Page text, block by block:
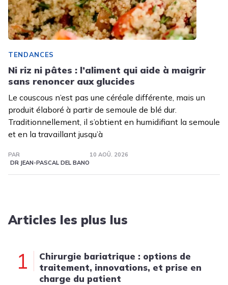
TENDANCES
Ni riz ni pâtes : l’aliment qui aide à maigrir
sans renoncer aux glucides
Le couscous n’est pas une céréale différente, mais un
produit élaboré à partir de semoule de blé dur.
Traditionnellement, il s’obtient en humidifiant la semoule
et en la travaillant jusqu’à
PAR
DR JEAN-PASCAL DEL BANO
10 AOÛ. 2026
Articles les plus lus
1
Chirurgie bariatrique : options de
traitement, innovations, et prise en
charge du patient